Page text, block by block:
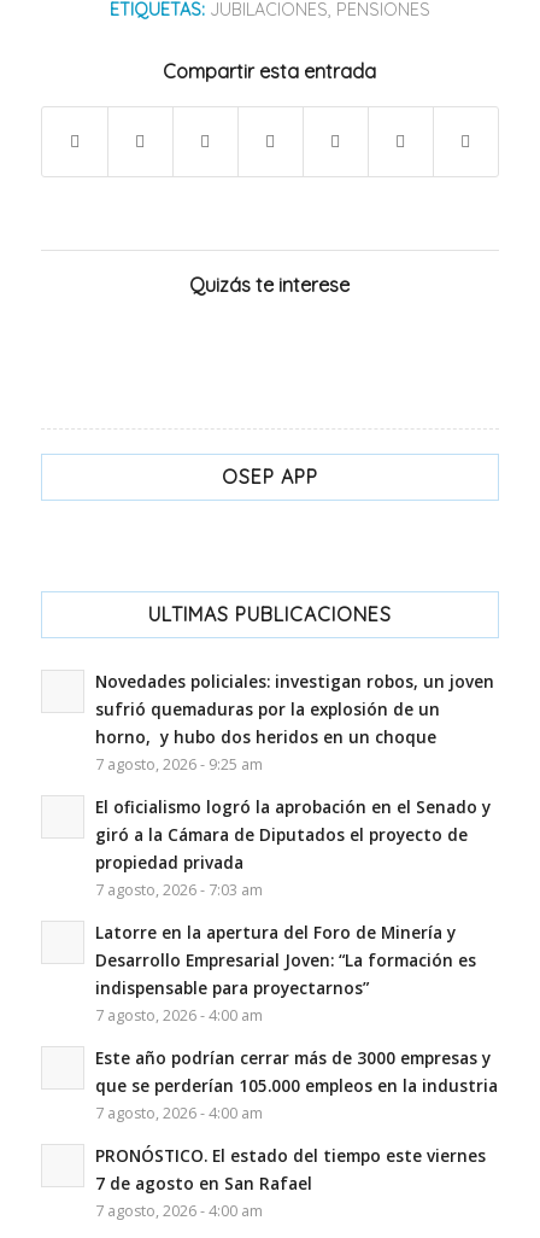
ETIQUETAS: JUBILACIONES, PENSIONES
Compartir esta entrada
Quizás te interese
OSEP APP
ULTIMAS PUBLICACIONES
Novedades policiales: investigan robos, un joven
sufrió quemaduras por la explosión de un
horno, y hubo dos heridos en un choque
7 agosto, 2026 - 9:25 am
El oficialismo logró la aprobación en el Senado y
giró a la Cámara de Diputados el proyecto de
propiedad privada
7 agosto, 2026 - 7:03 am
Latorre en la apertura del Foro de Minería y
Desarrollo Empresarial Joven: “La formación es
indispensable para proyectarnos”
7 agosto, 2026 - 4:00 am
Este año podrían cerrar más de 3000 empresas y
que se perderían 105.000 empleos en la industria
7 agosto, 2026 - 4:00 am
PRONÓSTICO. El estado del tiempo este viernes
7 de agosto en San Rafael
7 agosto, 2026 - 4:00 am